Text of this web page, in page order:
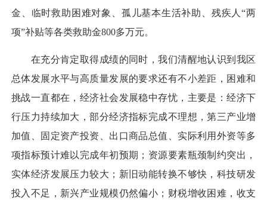
金、临时救助困难对象、孤儿基本生活补助、残疾人“两
项”补贴等各类救助金800多万元。
在充分肯定取得成绩的同时，我们清醒地认识到我区
总体发展水平与高质量发展的要求还有不小差距，困难和
挑战一直都在，经济社会发展稳中存忧，主要是：经济下
行压力持续加大，部分经济指标完成不理想，第三产业增
加值、固定资产投资、出口商品总值、实际利用外资等多
项指标预计难以完成年初预期；资源要素瓶颈制约突出，
实体经济发展压力较大；新旧动能转换不够快，科技研发
投入不足，新兴产业规模仍然偏小；财税增收困难，收支